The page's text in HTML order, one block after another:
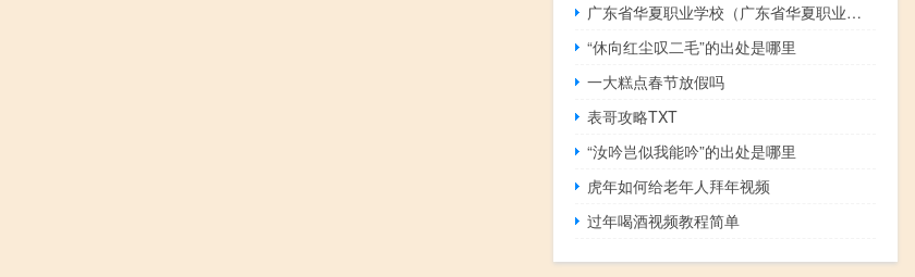
广东省华夏职业学校（广东省华夏职业学院）
“休向红尘叹二毛”的出处是哪里
一大糕点春节放假吗
表哥攻略TXT
“汝吟岂似我能吟”的出处是哪里
虎年如何给老年人拜年视频
过年喝酒视频教程简单